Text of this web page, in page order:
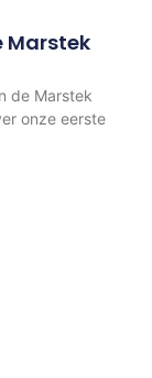
Marstek
de Marstek
onze eerste